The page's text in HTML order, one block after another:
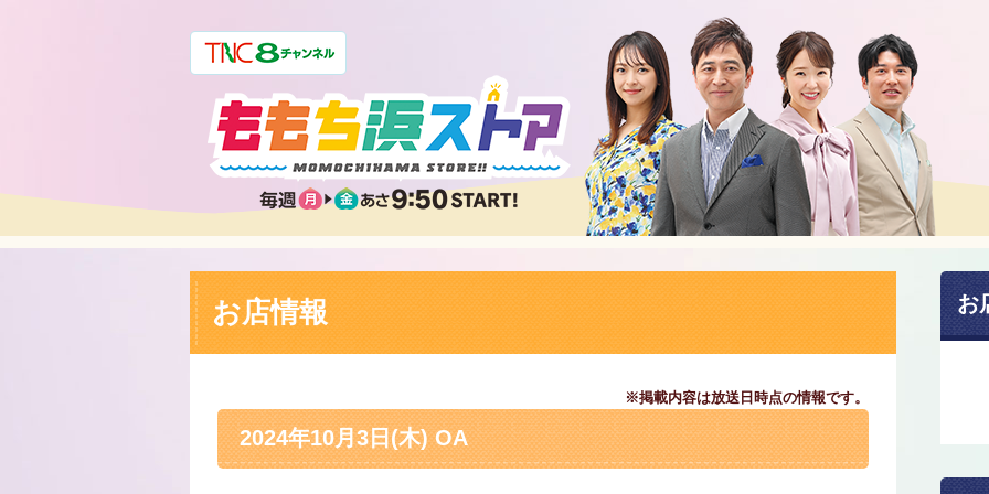
お店情報
※掲載内容は放送日時点の情報です。
2024年10月3日(木) OA
お